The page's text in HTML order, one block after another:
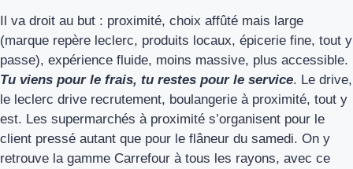
Il va droit au but : proximité, choix affûté mais large
(marque repère leclerc, produits locaux, épicerie fine, tout y
passe), expérience fluide, moins massive, plus accessible.
Tu viens pour le frais, tu restes pour le service. Le drive,
le leclerc drive recrutement, boulangerie à proximité, tout y
est. Les supermarchés à proximité s’organisent pour le
client pressé autant que pour le flâneur du samedi. On y
retrouve la gamme Carrefour à tous les rayons, avec ce